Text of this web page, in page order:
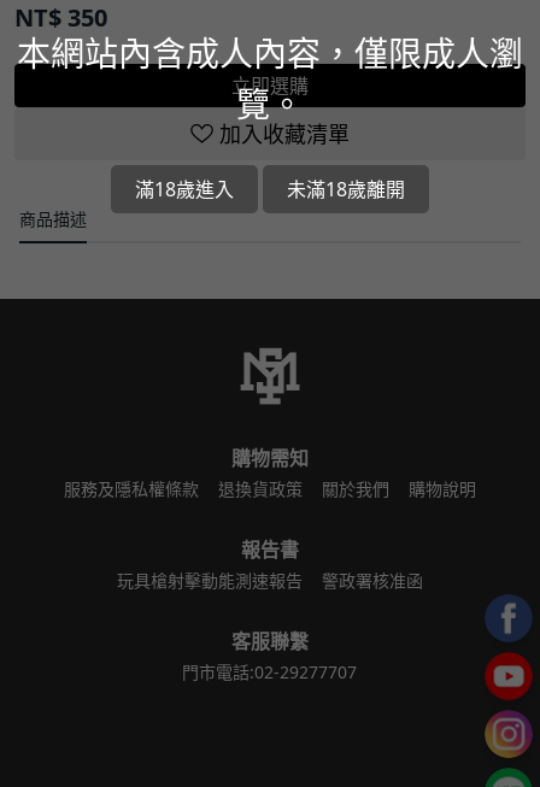
NT$ 350
立即選購
加入收藏清單
商品描述
購物需知
服務及隱私權條款 退換貨政策 關於我們 購物說明
報告書
玩具槍射擊動能測速報告 警政署核准函
客服聯繫
門市電話:02-29277707
本網站內含成人內容，僅限成人瀏
覽。
滿18歲進入 未滿18歲離開